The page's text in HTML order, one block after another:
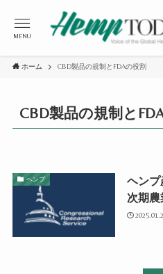
MENU
ホーム CBD製品の規制とFDAの役割
CBD製品の規制と
ヘンプ
ヘンプ
次期